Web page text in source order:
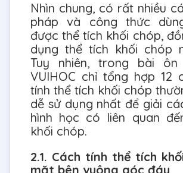
Nhìn chung, có rất nhiều
pháp và công thức
được thể tích khối chóp,
dụng thể tích khối chóp
Tuy nhiên, trong bài
VUIHOC chỉ tổng hợp 12
tính thể tích khối chóp
dễ sử dụng nhất để giải
hình học có liên quan
khối chóp.
2.1. Cách tính thể tích
mặt bên vuông góc đáy